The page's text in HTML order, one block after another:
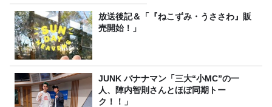
放送後記＆「『ねこずみ・うささわ』販
売開始！」
JUNK バナナマン「三大“小MC”の一
人、陣内智則さんとほぼ同期トー
ク！！」